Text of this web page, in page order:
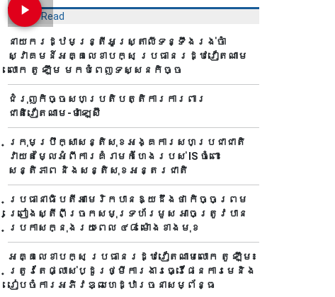
Most Read
នាយករដ្ឋមន្ត្រីអូស្ត្រាលីទន្ទឹងរង់ចាំ
ស្វាគមន៍អគ្គលេខាបក្ស ប្រធានរដ្ឋវៀតណាម
លោក តូ ឡឹម មកបំពេញទស្សនកិច្ច
ជំរុញកិច្ចសហប្រតិបត្តិការការពារ
ជាតិវៀតណាម-ម៉ាឡេស៊ី
ក្រុមប្រឹក្សាសន្តិសុខអង្គការសហប្រជាជាតិ
វាយតម្លៃអំពីការគំរាមកំហែងរបស់ IS ចំពោះ
សន្តិភាព និងសន្តិសុខអន្តរជាតិ
ប្រធានាធិបតីអាមេរិកបាន​ឱ្យដឹងថា កិច្ចព្រម
ព្រៀងស្តីពីច្រកសមុទ្រហ័រមូស អាចត្រូវបាន
ប្រកាសក្នុងរយៈពេល ៤៨ ម៉ោងខាងមុខ
អគ្គលេខាបក្ស ប្រធានរដ្ឋវៀតណាមលោក តូ ឡឹម៖
ត្រូវតែផ្លាស់ប្ដូរថ្មីការងារធ្វើផែនការមេនិង
រៀបចំការអភិវឌ្ឍហេដ្ឋារចនាសម្ព័ន្ធ